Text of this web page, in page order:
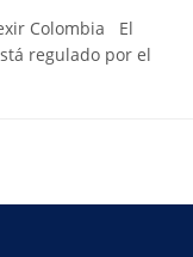
Colombia El
regulado por el